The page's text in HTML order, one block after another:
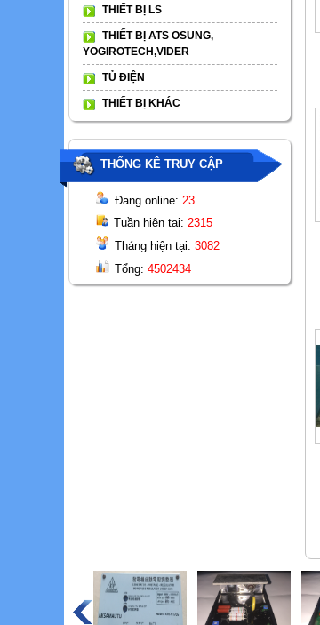
THIẾT BỊ LS
THIẾT BỊ ATS OSUNG,
YOGIROTECH,VIDER
TỦ ĐIỆN
THIẾT BỊ KHÁC
THỐNG KÊ TRUY CẬP
Đang online: 23
Tuần hiện tại: 2315
Tháng hiện tại: 3082
Tổng: 4502434